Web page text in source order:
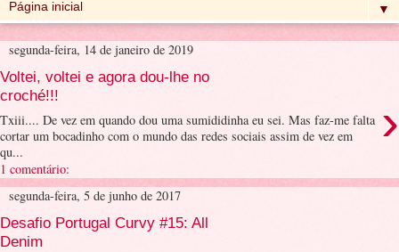
▼
segunda-feira, 14 de janeiro de 2019
Voltei, voltei e agora dou-lhe no
croché!!!
›
Txiii.... De vez em quando dou uma sumididinha eu sei. Mas faz-me falta
cortar um bocadinho com o mundo das redes sociais assim de vez em
qu...
1 comentário:
segunda-feira, 5 de junho de 2017
Desafio Portugal Curvy #15: All
Denim